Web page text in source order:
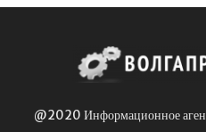
@2020 Информационное